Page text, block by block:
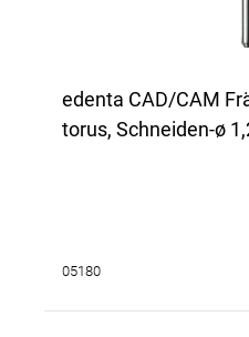
edenta CAD/CAM
torus, Schneiden-ø
05180